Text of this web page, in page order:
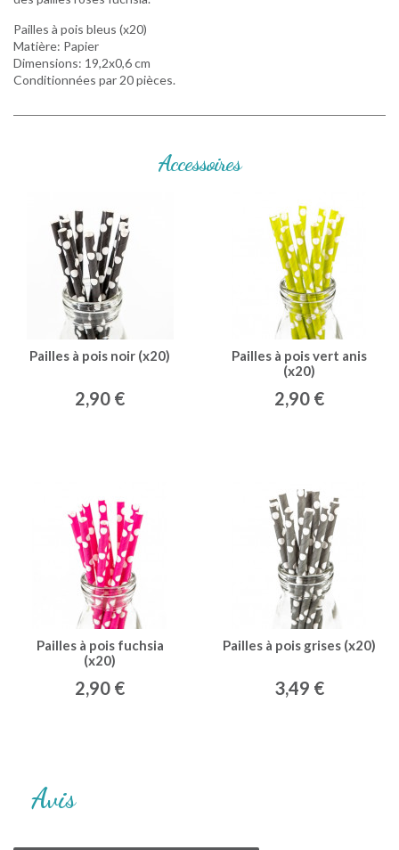
Pailles à pois bleus (x20)
Matière: Papier
Dimensions: 19,2x0,6 cm
Conditionnées par 20 pièces.
Accessoires
Pailles à pois noir (x20)
2,90 €
Pailles à pois vert anis
(x20)
2,90 €
Pailles à pois fuchsia
(x20)
2,90 €
Pailles à pois grises (x20)
3,49 €
Avis